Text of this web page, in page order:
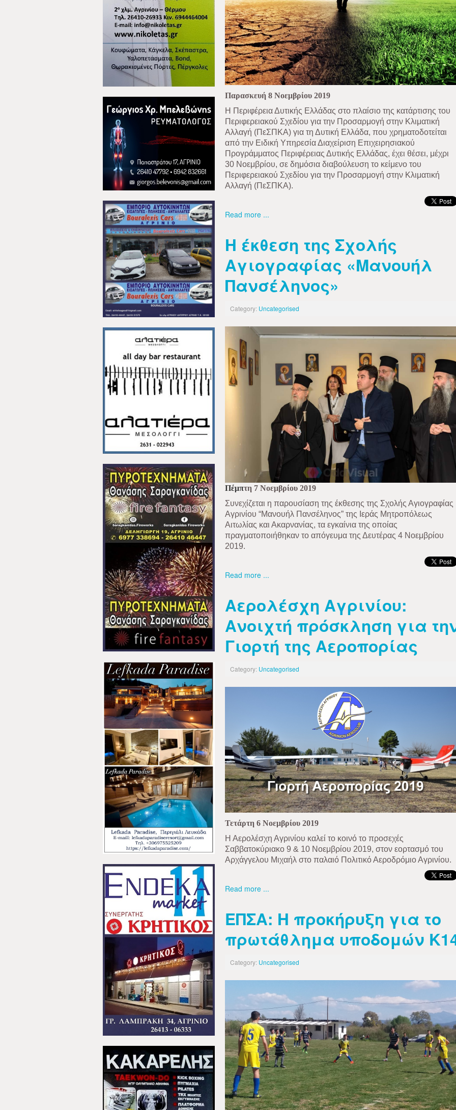
Παρασκευή 8 Νοεμβρίου 2019
H Περιφέρεια Δυτικής Ελλάδας στο πλαίσιο της κατάρτισης του
Περιφερειακού Σχεδίου για την Προσαρμογή στην Κλιματική
Αλλαγή (ΠεΣΠΚΑ) για τη Δυτική Ελλάδα, που χρηματοδοτείται
από την Ειδική Υπηρεσία Διαχείριση Επιχειρησιακού
Προγράμματος Περιφέρειας Δυτικής Ελλάδας, έχει θέσει, μέχρι
30 Νοεμβρίου, σε δημόσια διαβούλευση το κείμενο του
Περιφερειακού Σχεδίου για την Προσαρμογή στην Κλιματική
Αλλαγή (ΠεΣΠΚΑ).
Read more ...
Η έκθεση της Σχολής
Αγιογραφίας «Μανουήλ
Πανσέληνος»
Category: Uncategorised
Πέμπτη 7 Νοεμβρίου 2019
Συνεχίζεται η παρουσίαση της έκθεσης της Σχολής Αγιογραφίας
Αγρινίου “Μανουήλ Πανσέληνος” της Ιεράς Μητροπόλεως
Αιτωλίας και Ακαρνανίας, τα εγκαίνια της οποίας
πραγματοποιήθηκαν το απόγευμα της Δευτέρας 4 Νοεμβρίου
2019.
Read more ...
Αερολέσχη Αγρινίου:
Ανοιχτή πρόσκληση για
Γιορτή της Αεροπορίας
Category: Uncategorised
Τετάρτη 6 Νοεμβρίου 2019
Η Αερολέσχη Αγρινίου καλεί το κοινό το προσεχές
Σαββατοκύριακο 9 & 10 Νοεμβρίου 2019, στον εορτασμό του
Αρχάγγελου Μιχαήλ στο παλαιό Πολιτικό Αεροδρόμιο Αγρινίου.
Read more ...
ΕΠΣΑ: Η προκήρυξη για το
πρωτάθλημα υποδομών
Category: Uncategorised